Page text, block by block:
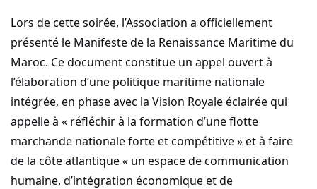
Lors de cette soirée, l’Association a officiellement
présenté le Manifeste de la Renaissance Maritime du
Maroc. Ce document constitue un appel ouvert à
l’élaboration d’une politique maritime nationale
intégrée, en phase avec la Vision Royale éclairée qui
appelle à « réfléchir à la formation d’une flotte
marchande nationale forte et compétitive » et à faire
de la côte atlantique « un espace de communication
humaine, d’intégration économique et de